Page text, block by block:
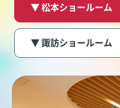
▼ 松本ショールーム
▼ 諏訪ショールーム